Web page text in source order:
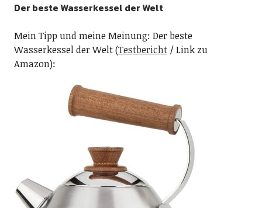
Der beste Wasserkessel der Welt
Mein Tipp und meine Meinung: Der beste
Wasserkessel der Welt (Testbericht/ Link zu
Amazon):